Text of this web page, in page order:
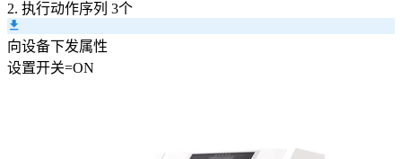
2. 执行动作序列 3个
向设备下发属性
设置开关=ON